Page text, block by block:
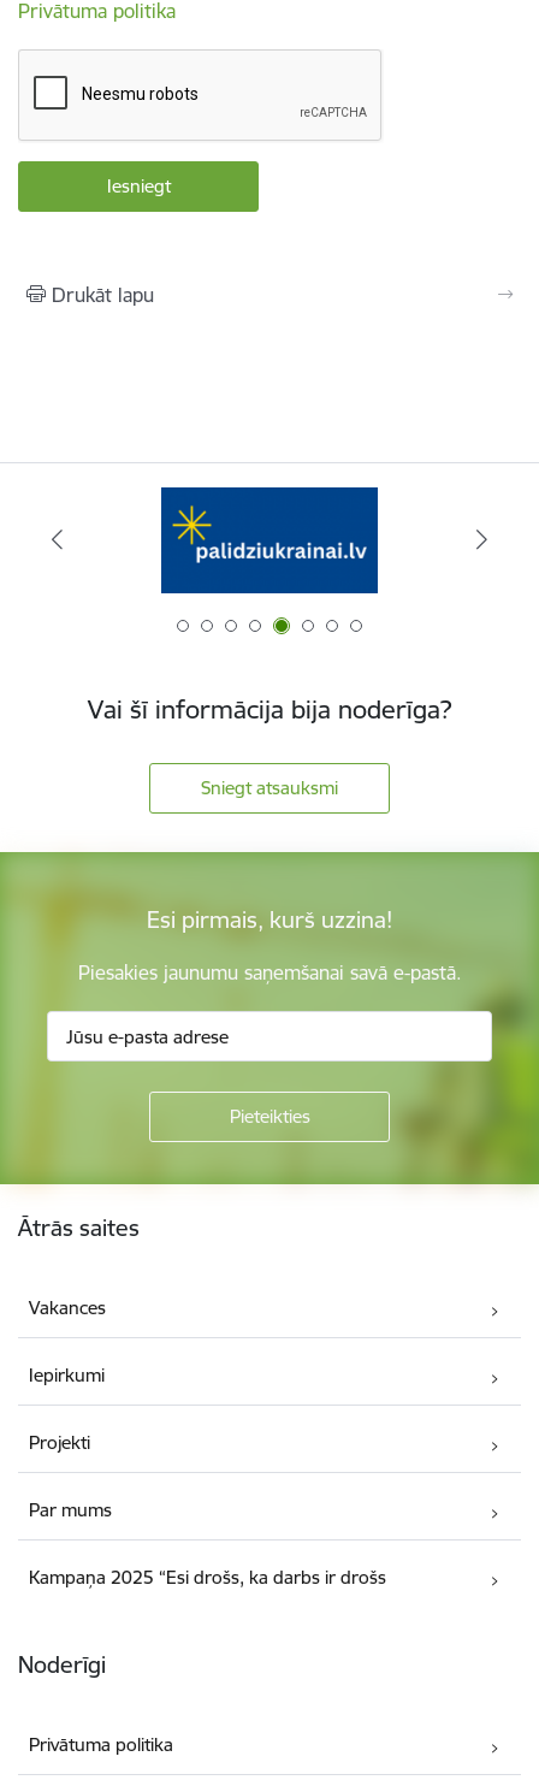
Privātuma politika
Drukāt lapu
Vai šī informācija bija noderīga?
Sniegt atsauksmi
Esi pirmais, kurš uzzina!
Piesakies jaunumu saņemšanai savā e-pastā.
Ātrās saites
Vakances
Iepirkumi
Projekti
Par mums
Kampaņa 2025 “Esi drošs, ka darbs ir drošs
Noderīgi
Privātuma politika